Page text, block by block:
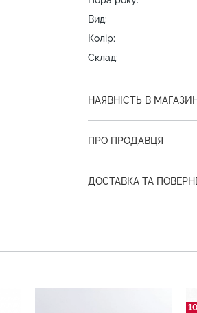
Вид:
Колір:
Склад:
НАЯВНІСТЬ В
ПРО ПРОДАВЦЯ
ДОСТАВКА ТА